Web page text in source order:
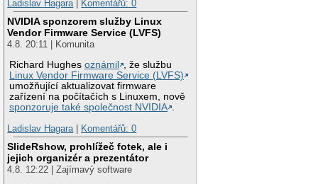
Ladislav Hagara
Komentářů: 0
NVIDIA sponzorem služby Linux
Vendor Firmware Service (LVFS)
4.8. 20:11 | Komunita
Richard Hughesoznámil
, že službu
Linux Vendor Firmware Service (LVFS)
umožňující aktualizovat firmware
zařízení na počítačích s Linuxem, nově
sponzoruje také společnost NVIDIA .
Ladislav Hagara | Komentářů: 0
SlideRshow, prohlížeč fotek, ale i
jejich organizér a prezentátor
4.8. 12:22 | Zajímavý software